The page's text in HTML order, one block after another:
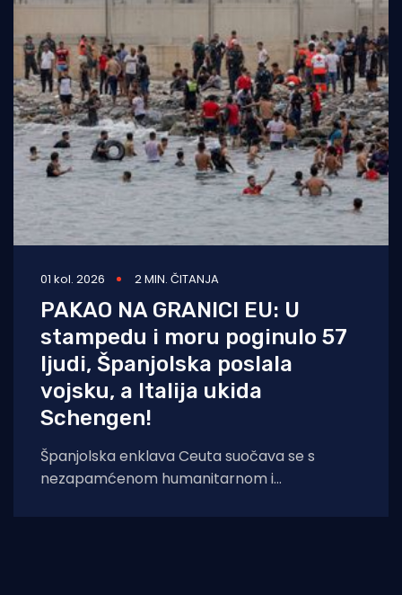
01 kol. 2026 2 MIN. ČITANJA
PAKAO NA GRANICI EU: U
stampedu i moru poginulo 57
ljudi, Španjolska poslala
vojsku, a Italija ukida
Schengen!
Španjolska enklava Ceuta suočava se s
nezapamćenom humanitarnom i